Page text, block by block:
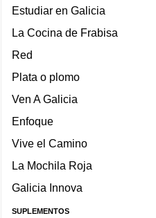
Estudiar en Galicia
La Cocina de Frabisa
Red
Plata o plomo
Ven A Galicia
Enfoque
Vive el Camino
La Mochila Roja
Galicia Innova
SUPLEMENTOS